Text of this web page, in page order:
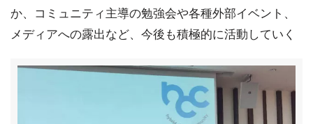
か、コミュニティ主導の勉強会や各種外部イベント、
メディアへの露出など、今後も積極的に活動していく